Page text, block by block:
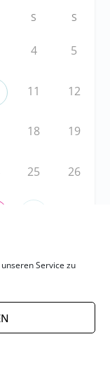
Service zu
S S
4 5
11 12
18 19
25 26